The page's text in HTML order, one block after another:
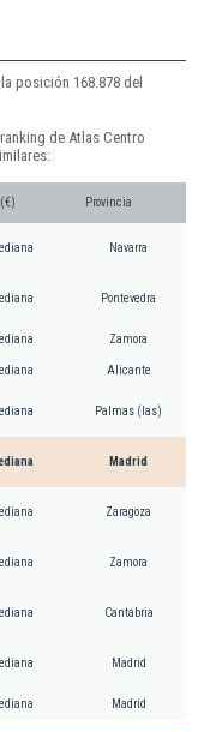
posición 168.878 del
de Atlas Centro
Provincia
Navarra
Pontevedra
Zamora
Alicante
Palmas (las)
Madrid
Zaragoza
Zamora
Cantabria
Madrid
Madrid